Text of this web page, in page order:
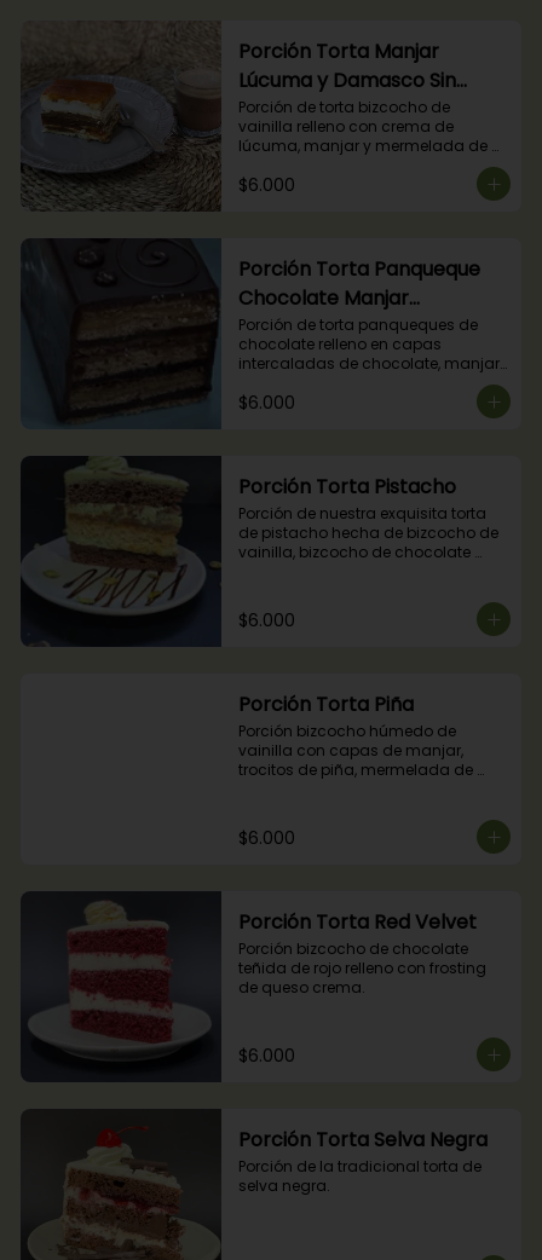
Porción Torta Manjar
Lúcuma y Damasco Sin
Azúcar
Porción de torta bizcocho de
vainilla relleno con crema de
lúcuma, manjar y mermelada de
diabéticos).
$6.000
Porción Torta Panqueque
Chocolate Manjar
Frambuesa
Porción de torta panqueques de
chocolate relleno en capas
intercaladas de chocolate, manjar
$6.000
Porción Torta Pistacho
Porción de nuestra exquisita torta
de pistacho hecha de bizcocho de
vainilla, bizcocho de chocolate
crema de pistachos.
$6.000
Porción Torta Piña
Porción bizcocho húmedo de
vainilla con capas de manjar,
trocitos de piña, mermelada de
$6.000
Porción Torta Red Velvet
Porción bizcocho de chocolate
teñida de rojo relleno con frosting
de queso crema.
$6.000
Porción Torta Selva Negra
Porción de la tradicional torta de
selva negra.